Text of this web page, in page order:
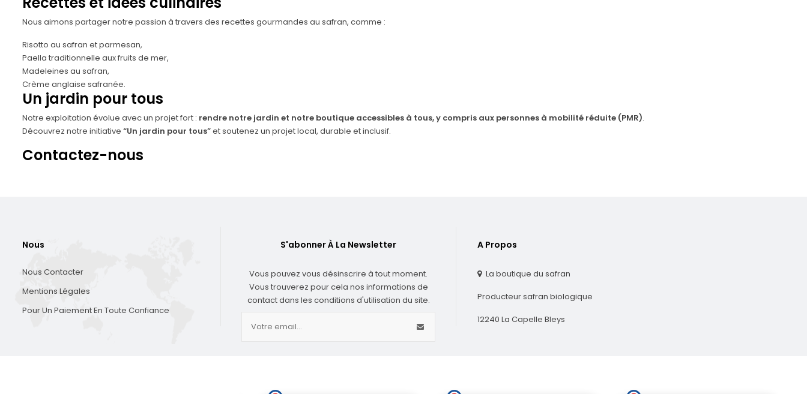
Nous aimons partager notre passion à travers des recettes gourmandes au safran, comme :
Risotto au safran et parmesan,
Paella traditionnelle aux fruits de mer,
Madeleines au safran,
Crème anglaise safranée.
Un jardin pour tous
Notre exploitation évolue avec un projet fort : rendre notre jardin et notre boutique accessibles à tous, y compris aux personnes à mobilité réduite (PMR).
Découvrez notre initiative “Un jardin pour tous”et soutenez un projet local, durable et inclusif.
Contactez-nous
Nous
Nous Contacter
Mentions Légales
Pour Un Paiement En Toute Confiance
S'abonner À La Newsletter
Vous pouvez vous désinscrire à tout moment.
Vous trouverez pour cela nos informations de
contact dans les conditions d'utilisation du site.
A Propos
La boutique du safran
Producteur safran biologique
12240 La Capelle Bleys